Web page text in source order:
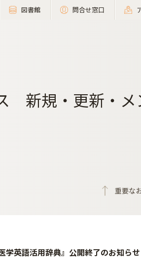
図書館 問合せ窓口
新規・更新・メ
重要な
学英語活用辞典』公開終了のお知らせ